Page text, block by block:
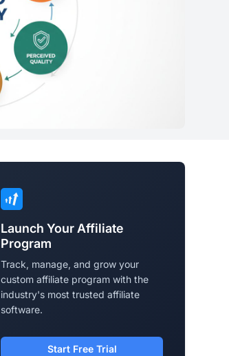
Launch Your Affiliate
Program
Track, manage, and grow your
custom affiliate program with the
industry's most trusted affiliate
software.
Start Free Trial